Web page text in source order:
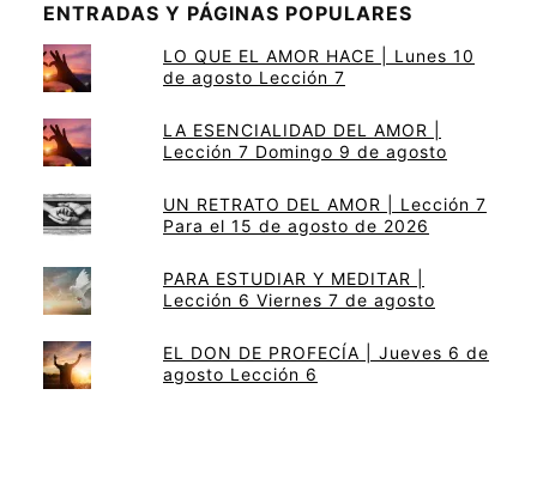
ENTRADAS Y PÁGINAS POPULARES
LO QUE EL AMOR HACE | Lunes 10
de agosto Lección 7
LA ESENCIALIDAD DEL AMOR |
Lección 7 Domingo 9 de agosto
UN RETRATO DEL AMOR | Lección 7
Para el 15 de agosto de 2026
PARA ESTUDIAR Y MEDITAR |
Lección 6 Viernes 7 de agosto
EL DON DE PROFECÍA | Jueves 6 de
agosto Lección 6